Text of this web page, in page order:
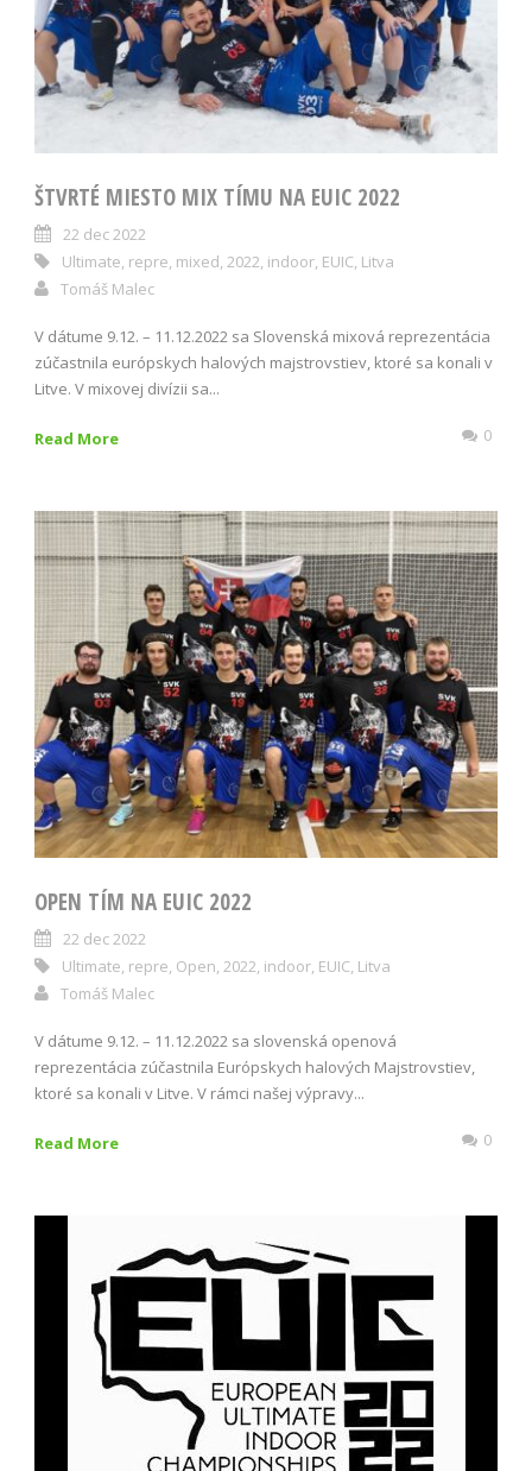
ŠTVRTÉ MIESTO MIX TÍMU NA EUIC 2022
22 dec 2022
Ultimate, repre, mixed, 2022, indoor, EUIC, Litva
Tomáš Malec
V dátume 9.12. – 11.12.2022 sa Slovenská mixová reprezentácia
zúčastnila európskych halových majstrovstiev, ktoré sa konali v
Litve. V mixovej divízii sa...
Read More 0
OPEN TÍM NA EUIC 2022
22 dec 2022
Ultimate, repre, Open, 2022, indoor, EUIC, Litva
Tomáš Malec
V dátume 9.12. – 11.12.2022 sa slovenská openová
reprezentácia zúčastnila Európskych halových Majstrovstiev,
ktoré sa konali v Litve. V rámci našej výpravy...
Read More 0